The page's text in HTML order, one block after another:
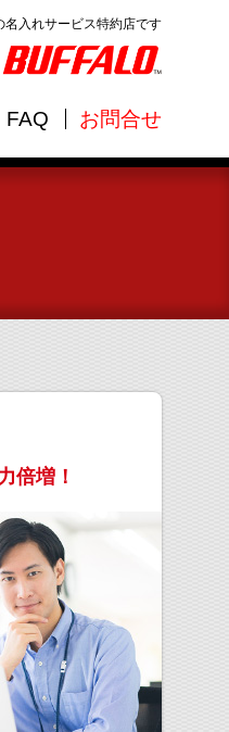
名入れサービス特約店です
FAQ お問合せ
倍増！